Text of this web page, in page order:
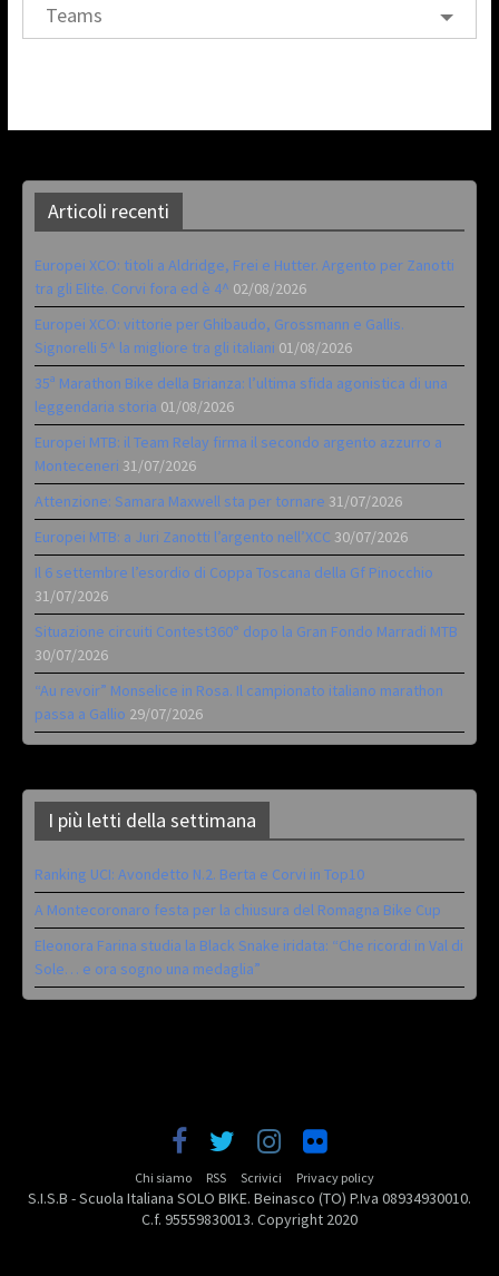
Teams
Articoli recenti
Europei XCO: titoli a Aldridge, Frei e Hutter. Argento per Zanotti
tra gli Elite. Corvi fora ed è 4^ 02/08/2026
Europei XCO: vittorie per Ghibaudo, Grossmann e Gallis.
Signorelli 5^ la migliore tra gli italiani 01/08/2026
35ª Marathon Bike della Brianza: l’ultima sfida agonistica di una
leggendaria storia 01/08/2026
Europei MTB: il Team Relay firma il secondo argento azzurro a
Monteceneri 31/07/2026
Attenzione: Samara Maxwell sta per tornare 31/07/2026
Europei MTB: a Juri Zanotti l’argento nell’XCC 30/07/2026
Il 6 settembre l’esordio di Coppa Toscana della Gf Pinocchio
31/07/2026
Situazione circuiti Contest360° dopo la Gran Fondo Marradi MTB
30/07/2026
“Au revoir” Monselice in Rosa. Il campionato italiano marathon
passa a Gallio 29/07/2026
I più letti della settimana
Ranking UCI: Avondetto N.2. Berta e Corvi in Top10
A Montecoronaro festa per la chiusura del Romagna Bike Cup
Eleonora Farina studia la Black Snake iridata: “Che ricordi in Val di
Sole… e ora sogno una medaglia”
Chi siamo RSS Scrivici Privacy policy
S.I.S.B - Scuola Italiana SOLO BIKE. Beinasco (TO) P.Iva 08934930010.
C.f. 95559830013. Copyright 2020